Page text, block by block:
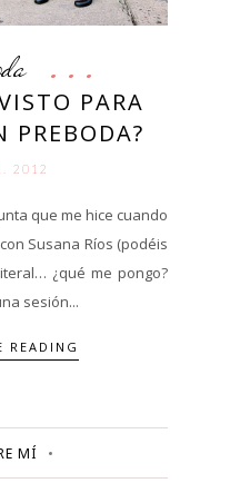
PARA
PREBODA?
2012
que me hice cuando
Susana Ríos (podéis
¿qué me pongo?
sesión...
READING
MÍ